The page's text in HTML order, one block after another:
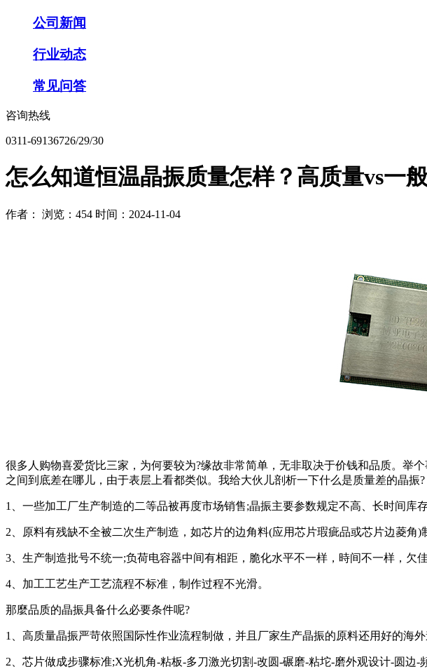
公司新闻
行业动态
常见问答
咨询热线
0311-69136726/29/30
怎么知道恒温晶振质量怎样？高质量vs一
作者： 浏览：454 时间：2024-11-04
很多人购物喜爱货比三家，为何要较为?缘故非常简单，无非取决于价钱和品质。举
之间到底差在哪儿，由于表层上看都类似。我给大伙儿剖析一下什么是质量差的晶振?
1、一些加工厂生产制造的二等品被再度市场销售;晶振主要参数规定不高、长时间库
2、原料有残缺不全被二次生产制造，如芯片的边角料(应用芯片瑕疵品或芯片边菱角)
3、生产制造批号不统一;负荷电容器中间有相距，脆化水平不一样，時间不一样，欠佳
4、加工工艺生产工艺流程不标准，制作过程不光滑。
那麼品质的晶振具备什么必要条件呢?
1、高质量晶振严苛依照国际性作业流程制做，并且厂家生产晶振的原料还用好的海外
2、芯片做成步骤标准;X光机角-粘板-多刀激光切割-改圆-碾磨-粘坨-磨外观设计-圆边-